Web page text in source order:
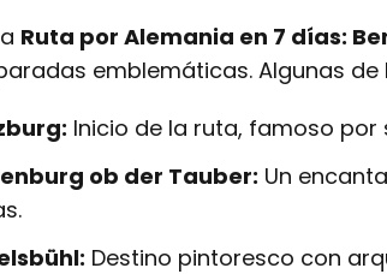
Ruta por Alemania en 7 días:
emblemáticas. Algunas
Inicio de la ruta, famoso por
ob der Tauber: Un
Destino pintoresco con